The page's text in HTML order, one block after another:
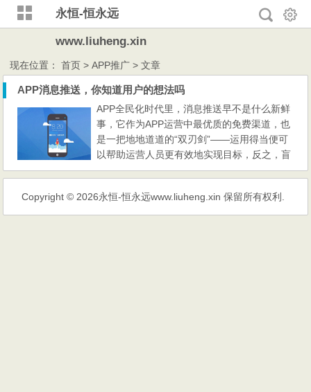
永恒-恒永远
www.liuheng.xin
现在位置：首页 > APP推广 > 文章
APP消息推送，你知道用户的想法吗
APP全民化时代里，消息推送早不是什么新鲜
事，它作为APP运营中最优质的免费渠道，也
是一把地地道道的“双刃剑”——运用得当便可
以帮助运营人员更有效地实现目标，反之，盲
目推送也会造成用户反感甚至流失。 如今，
信息泛滥的移动互联网时代中，手机APP应用
安装得越多，小小的手机屏幕上受到的推送消
Copyright © 2026永恒-恒永远www.liuheng.xin 保留所有权利.